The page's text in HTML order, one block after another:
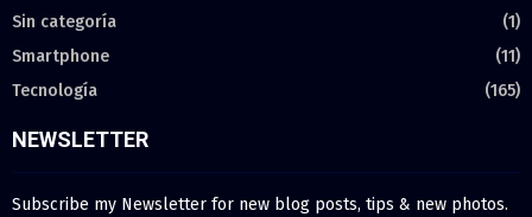
Sin categoría
(1)
Smartphone
(11)
Tecnología
(165)
NEWSLETTER
Subscribe my Newsletter for new blog posts, tips & new photos.